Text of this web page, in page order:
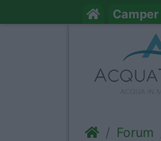
Camper
Forum